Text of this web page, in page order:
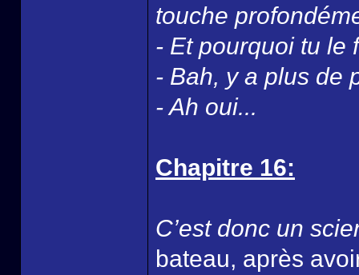
touche
- Et pourquoi tu le
- Bah, y a plus de
- Ah oui...
Chapitre 16:
C’est donc un
bateau, après